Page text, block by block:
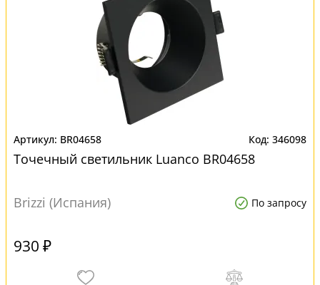
BR04658 346098
Точечный светильник Luanco BR04658
Brizzi (Испания) По запросу
930 ₽